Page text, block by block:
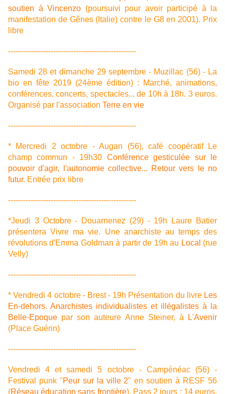
soutien à Vincenzo (poursuivi pour avoir participé à la
manifestation de Gênes (Italie) contre le G8 en 2001). Prix
libre
---------------------------------------------------
Samedi 28 et dimanche 29 septembre - Muzillac (56) - La
bio en fête 2019 (24ème édition) : Marché, animations,
conférences, concerts, spectacles... de 10h à 18h. 3 euros.
Organisé par l'association Terre en vie
---------------------------------------------------
* Mercredi 2 octobre - Augan (56), café coopératif Le
champ commun - 19h30 Conférence gesticulée sur le
pouvoir d'agir, l'autonomie collective... Retour vers le no
futur. Entrée prix libre
---------------------------------------------------
*Jeudi 3 Octobre - Douarnenez (29) - 19h Laure Batier
présentera Vivre ma vie. Une anarchiste au temps des
révolutions d'Emma Goldman à partir de 19h au Local (rue
Velly)
---------------------------------------------------
* Vendredi 4 octobre - Brest - 19h Présentation du livre Les
En-dehors. Anarchistes individualistes et illégalistes à la
Belle-Epoque par son auteure Anne Steiner, à
L'Avenir
(Place Guérin)
---------------------------------------------------
Vendredi 4 et samedi 5 octobre - Campénéac (56) -
Festival punk "Peur sur la ville 2" en soutien à RESF 56
(Réseau éducation sans frontière). Pass 2 jours : 14 euros.